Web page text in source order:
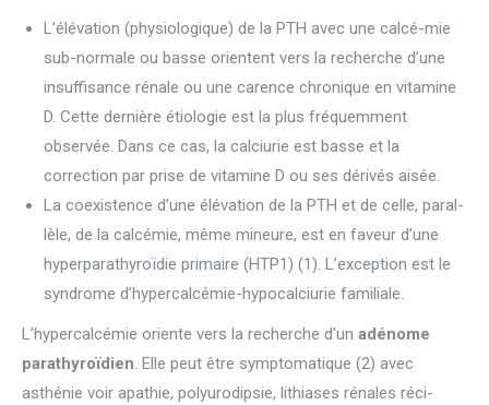
L’élévation (physiologique) de la PTH avec une calcé-mie
sub-normale ou basse orientent vers la recherche d’une
insuffisance rénale ou une carence chronique en vitamine
D. Cette dernière étiologie est la plus fréquemment
observée. Dans ce cas, la calciurie est basse et la
correction par prise de vitamine D ou ses dérivés aisée.
La coexistence d’une élévation de la PTH et de celle, paral-
lèle, de la calcémie, même mineure, est en faveur d’une
hyperparathyroïdie primaire (HTP1) (1). L’exception est le
syndrome d’hypercalcémie-hypocalciurie familiale.
L’hypercalcémie oriente vers la recherche d’un adénome
parathyroïdien. Elle peut être symptomatique (2) avec
asthénie voir apathie, polyurodipsie, lithiases rénales réci-